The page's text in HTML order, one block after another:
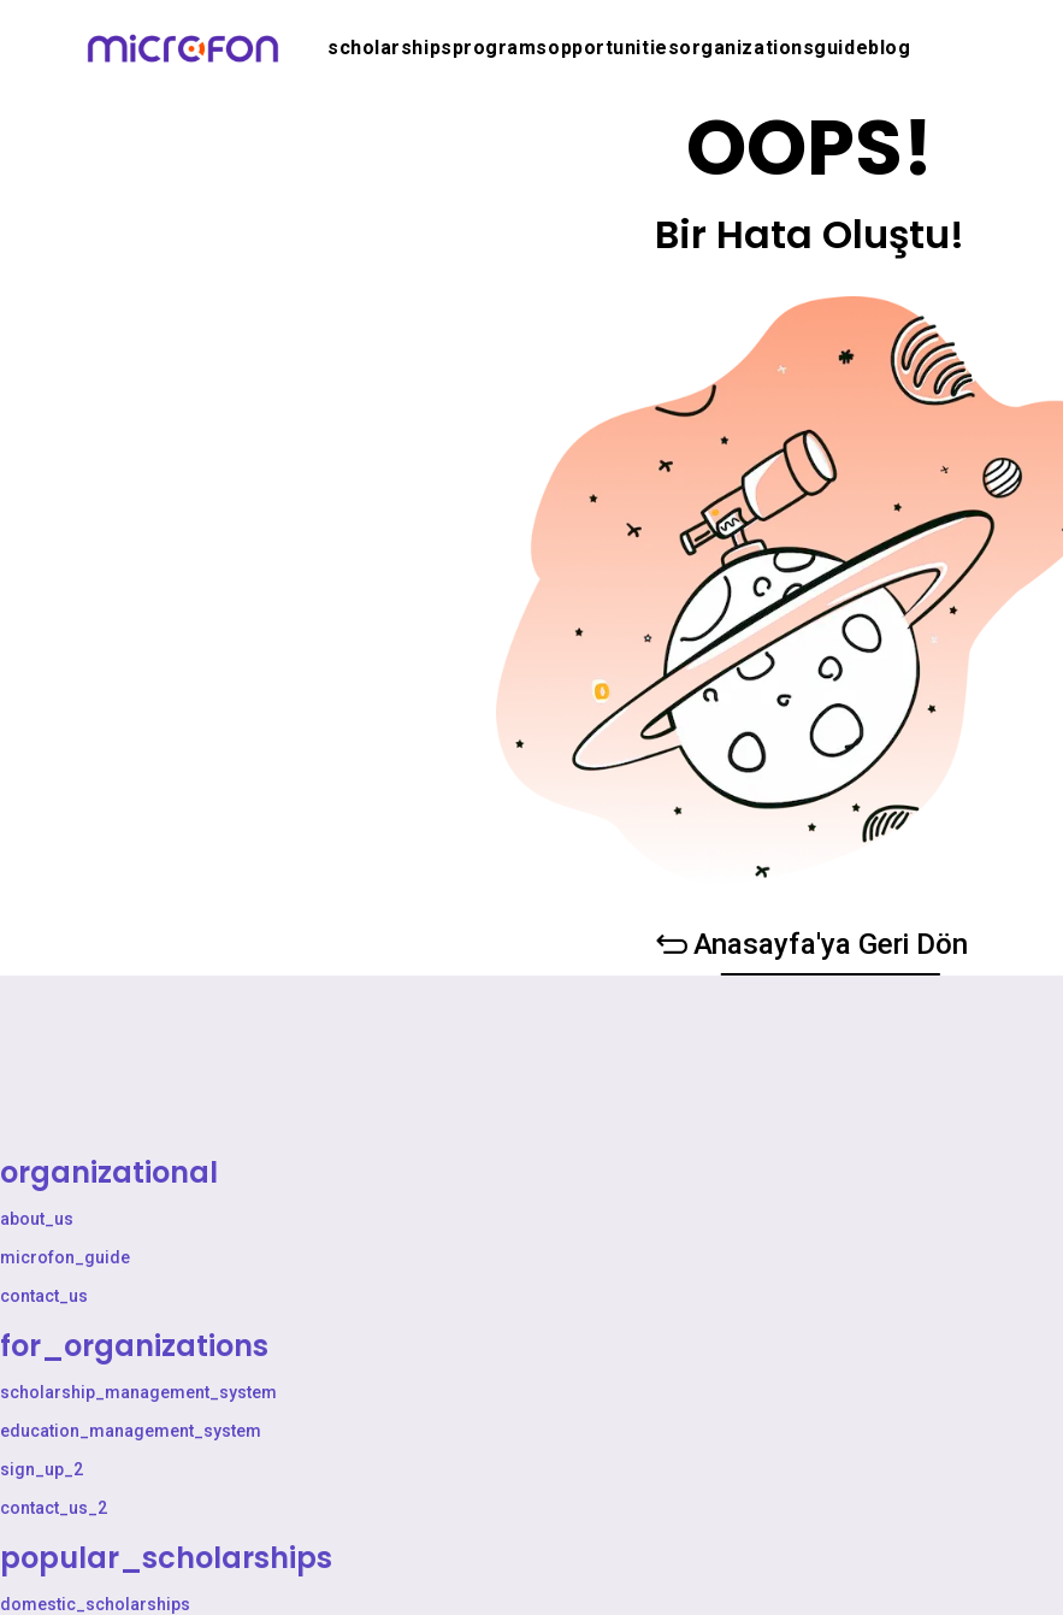
scholarshipsprogramsopportunitiesorganizationsguideblog
OOPS!
Bir Hata Oluştu!
Anasayfa'ya Geri Dön
organizational
about_us
microfon_guide
contact_us
for_organizations
scholarship_management_system
education_management_system
sign_up_2
contact_us_2
popular_scholarships
domestic_scholarships